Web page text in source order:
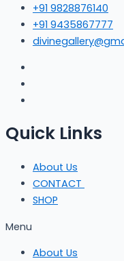
+91 9828876140
+91 9435867777
Quick Links
About Us
CONTACT
SHOP
Menu
About Us